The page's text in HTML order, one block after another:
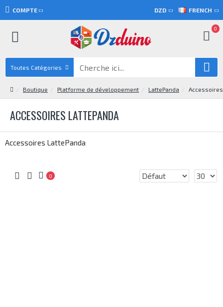
COMPTE DZD FRENCH
0
Toutes Catégories
Boutique Platforme de développement LattePanda
ACCESSOIRES LATTEPANDA
Accessoires LattePanda
0